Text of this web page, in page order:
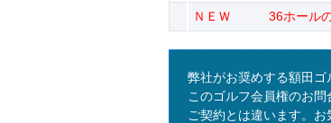
ＮＥＷ 36ホールの
弊社がお奨めする額田
このゴルフ会員権のお問
ご契約とは違います。お